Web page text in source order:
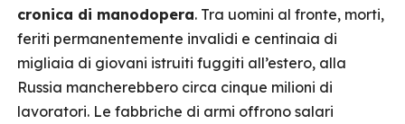
cronica di manodopera. Tra uomini al fronte, morti,
feriti permanentemente invalidi e centinaia di
migliaia di giovani istruiti fuggiti all’estero, alla
Russia mancherebbero circa cinque milioni di
lavoratori. Le fabbriche di armi offrono salari